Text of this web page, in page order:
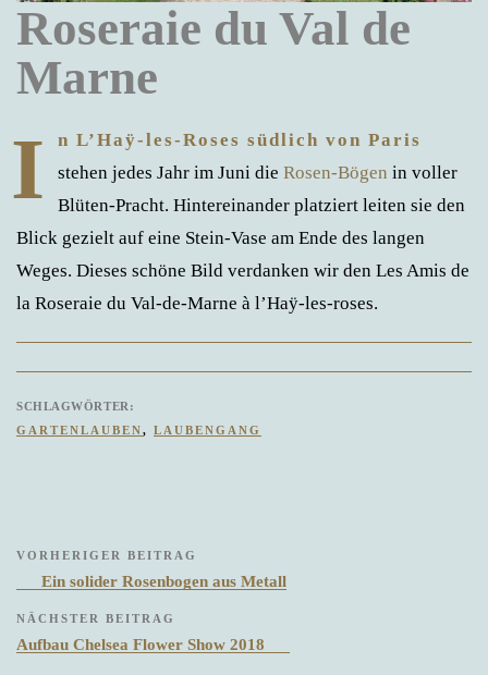
Roseraie du Val de
Marne
I
n L’Haÿ-les-Roses südlich von Paris
stehen jedes Jahr im Juni die Rosen-Bögen in voller
Blüten-Pracht. Hintereinander platziert leiten sie den
Blick gezielt auf eine Stein-Vase am Ende des langen
Weges. Dieses schöne Bild verdanken wir den Les Amis de
la Roseraie du Val-de-Marne à l’Haÿ-les-roses.
SCHLAGWÖRTER:
TAGS
GARTENLAUBEN, LAUBENGANG
Beitragsnavigation
Previous
VORHERIGER BEITRAG
Ein solider Rosenbogen aus Metall
Next
NÄCHSTER BEITRAG
Aufbau Chelsea Flower Show 2018